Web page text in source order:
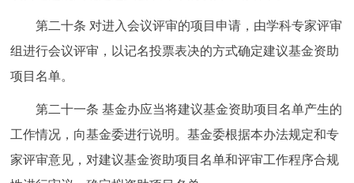
第二十条 对进入会议评审的项目申请，由学科专家评审
组进行会议评审，以记名投票表决的方式确定建议基金资助
项目名单。
第二十一条 基金办应当将建议基金资助项目名单产生的
工作情况，向基金委进行说明。基金委根据本办法规定和专
家评审意见，对建议基金资助项目名单和评审工作程序合规